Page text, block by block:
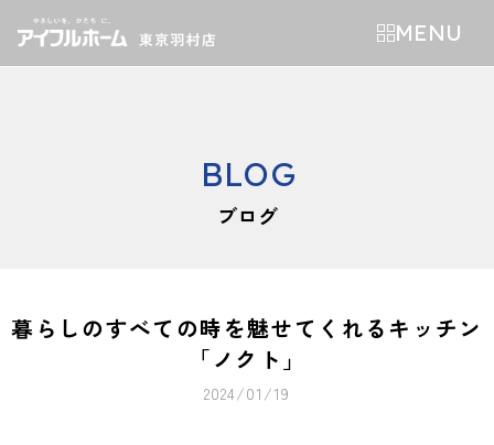
MENU
BLOG
ブログ
暮らしのすべての時を魅せてくれるキッチン
「ノクト」
2024/01/19